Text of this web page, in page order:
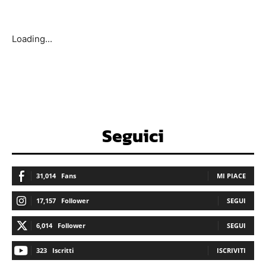
Loading...
Seguici
31,014 Fans MI PIACE
17,157 Follower SEGUI
6,014 Follower SEGUI
323 Iscritti ISCRIVITI